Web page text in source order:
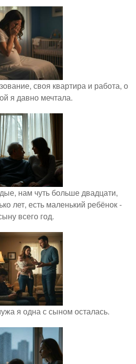
своя квартира и работа, о
я давно мечтала.
нам чуть больше двадцати,
лет, есть маленький ребёнок -
всего год.
я одна с сыном осталась.